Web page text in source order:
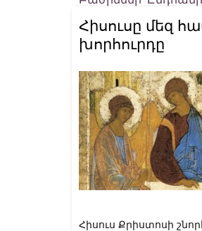
Հիսուսը մեզ
խորհուրդը
Հիսուս Քրիստոսի